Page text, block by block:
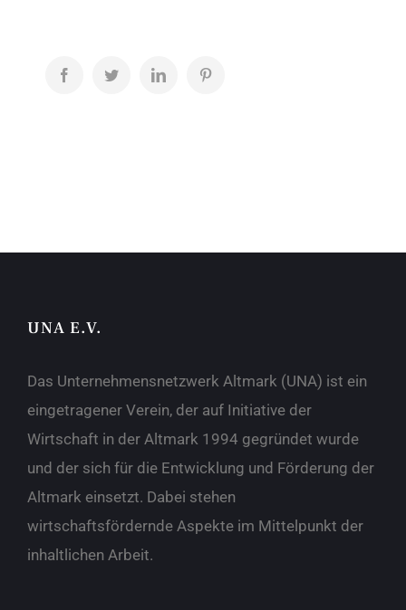
FacebookTwitter LinkedIn
UNA E.V.
Das Unternehmensnetzwerk Altmark (UNA) ist ein
eingetragener Verein, der auf Initiative der
Wirtschaft in der Altmark 1994 gegründet wurde
und der sich für die Entwicklung und Förderung der
Altmark einsetzt. Dabei stehen
wirtschaftsfördernde Aspekte im Mittelpunkt der
inhaltlichen Arbeit.